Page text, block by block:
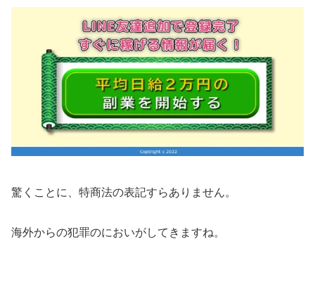
驚くことに、特商法の表記すらありません。
海外からの犯罪のにおいがしてきますね。